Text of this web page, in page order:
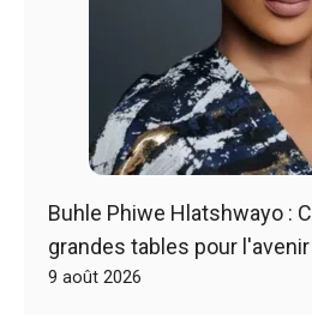
Buhle Phiwe Hlatshwayo :
grandes tables pour
9 août 2026